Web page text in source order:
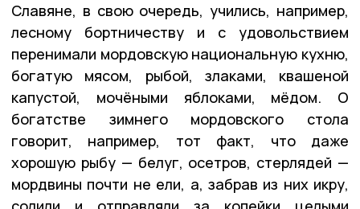
Славяне, в свою очередь, учились, например,
лесному бортничеству и с удовольствием
перенимали мордовскую национальную кухню,
богатую мясом, рыбой, злаками, квашеной
капустой, мочёными яблоками, мёдом. О
богатстве зимнего мордовского стола
говорит, например, тот факт, что даже
хорошую рыбу — белуг, осетров, стерлядей —
мордвины почти не ели, а, забрав из них икру,